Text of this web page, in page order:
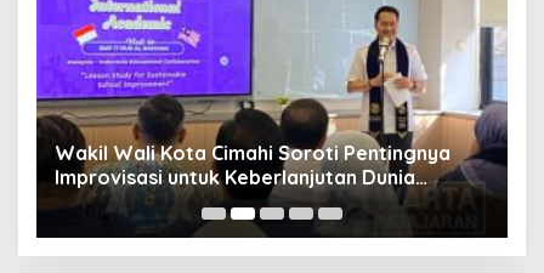
Wakil Wali Kota Cimahi Soroti Pentingnya
Improvisasi untuk Keberlanjutan Dunia
Pendidikan